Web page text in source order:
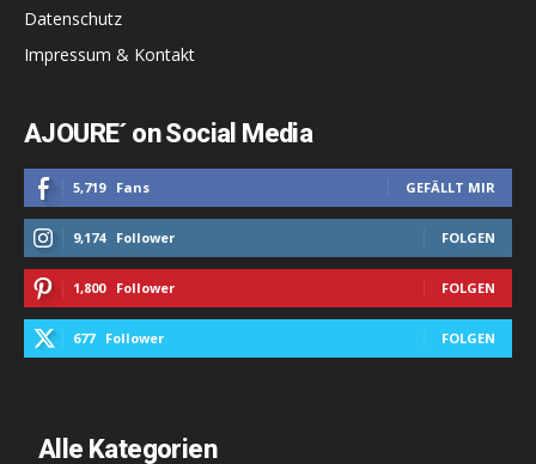
Datenschutz
Impressum & Kontakt
AJOURE´ on Social Media
5,719 Fans GEFÄLLT MIR
9,174 Follower FOLGEN
1,800 Follower FOLGEN
677 Follower FOLGEN
Alle Kategorien